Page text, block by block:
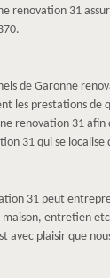
renovation 31
de Garonne
les prestations
renovation 31
31 qui se localise
31 peut
entretien
plaisir que